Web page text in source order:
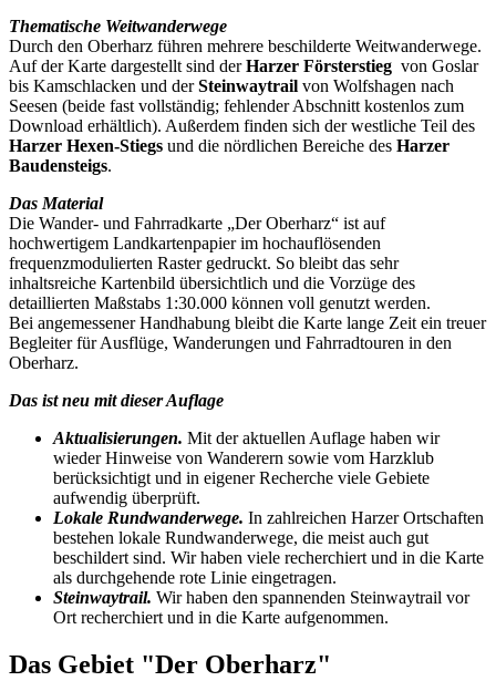
Thematische Weitwanderwege
Durch den Oberharz führen mehrere beschilderte Weitwanderwege.
Auf der Karte dargestellt sind derHarzer Försterstieg von Goslar
bis Kamschlacken und derSteinwaytrail von Wolfshagen nach
Seesen (beide fast vollständig; fehlender Abschnitt kostenlos zum
Download erhältlich). Außerdem finden sich der westliche Teil des
Harzer Hexen-Stiegs und die nördlichen Bereiche des Harzer
Baudensteigs.
Das Material
Die Wander- und Fahrradkarte „Der Oberharz“ ist auf
hochwertigem Landkartenpapierim hochauflösenden
frequenzmodulierten Rastergedruckt. So bleibt das sehr
inhaltsreiche Kartenbild übersichtlich und die Vorzüge des
detaillierten Maßstabs 1:30.000 können voll genutzt werden.
Bei angemessener Handhabung bleibt die Karte lange Zeit ein treuer
Begleiter für Ausflüge, Wanderungen und Fahrradtouren in den
Oberharz.
Das ist neu mit dieser Auflage
Aktualisierungen. Mit der aktuellen Auflage haben wir
wieder Hinweise von Wanderern sowie vom Harzklub
berücksichtigt und in eigener Recherche viele Gebiete
aufwendig überprüft.
Lokale Rundwanderwege. In zahlreichen Harzer Ortschaften
bestehen lokale Rundwanderwege, die meist auch gut
beschildert sind. Wir haben viele recherchiert und in die Karte
als durchgehende rote Linie eingetragen.
Steinwaytrail. Wir haben den spannenden Steinwaytrail vor
Ort recherchiert und in die Karte aufgenommen.
Das Gebiet "Der Oberharz"